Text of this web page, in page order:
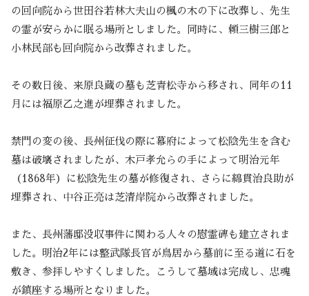
の回向院から世田谷若林大夫山の楓の木の下に改葬し、先生
の霊が安らかに眠る場所としました。同時に、頼三樹三郎と
小林民部も回向院から改葬されました。
その数日後、来原良蔵の墓も芝青松寺から移され、同年の11
月には福原乙之進が埋葬されました。
禁門の変の後、長州征伐の際に幕府によって松陰先生を含む
墓は破壊されましたが、木戸孝允らの手によって明治元年
（1868年）に松陰先生の墓が修復され、さらに綿貫治良助が
埋葬され、中谷正亮は芝清岸院から改葬されました。
また、長州藩邸没収事件に関わる人々の慰霊碑も建立されま
した。明治2年には整武隊長官が鳥居から墓前に至る道に石を
敷き、参拝しやすくしました。こうして墓域は完成し、忠魂
が鎮座する場所となりました。